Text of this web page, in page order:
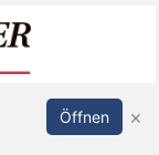
Anmelden
Öffnen ×